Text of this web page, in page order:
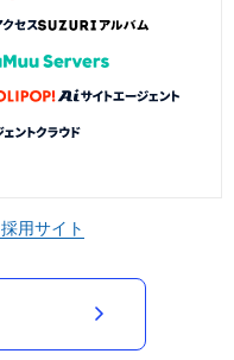
採用サイト